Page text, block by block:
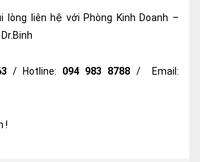
cá nhân định kỳ
tính
lòng liên hệ với Phòng Kinh Doanh –
/ Hotline: 094 983 8788 / Email:
!